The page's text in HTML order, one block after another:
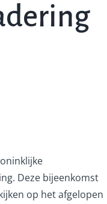
Deze bijeenkomst
op het afgelopen